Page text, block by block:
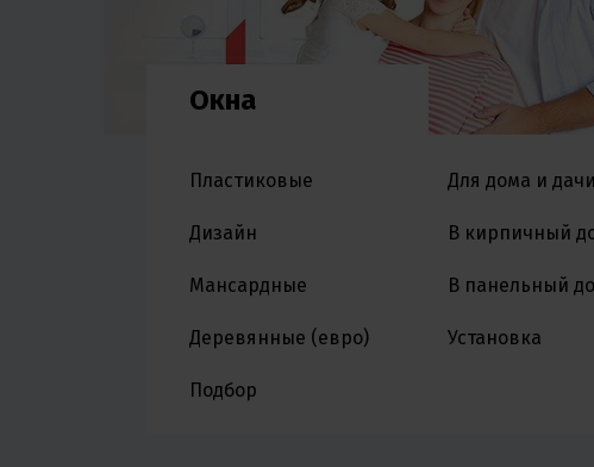
Окна
Пластиковые
Дизайн
Мансардные
Деревянные (евро)
Подбор
Для дома и дачи
В кирпичный
В панельный
Установка